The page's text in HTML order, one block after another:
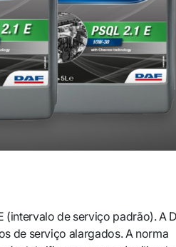
(intervalo de serviço padrão). A
de serviço alargados. A norma